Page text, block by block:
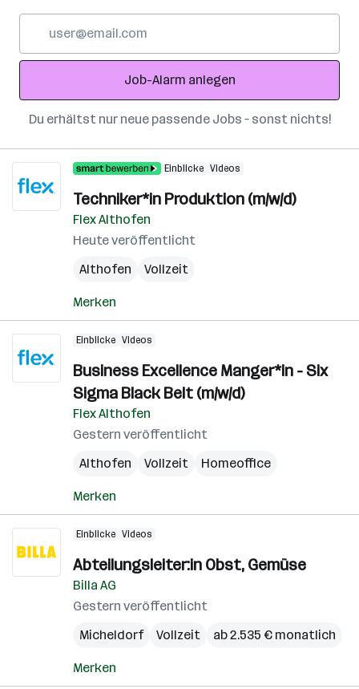
Adresse
Job-Alarm anlegen
Du erhältst nur neue passende Jobs – sonst nichts!
Einblicke Videos
Techniker*in Produktion (m/w/d)
Flex Althofen
Heute veröffentlicht
Althofen
Vollzeit
Merken
Einblicke Videos
Business Excellence Manger*in - Six
Sigma Black Belt (m/w/d)
Flex Althofen
Gestern veröffentlicht
Althofen
Vollzeit Homeoffice
Merken
Einblicke Videos
Abteilungsleiter:in Obst, Gemüse
Billa AG
Gestern veröffentlicht
Micheldorf
Vollzeit ab 2.535 € monatlich
Merken